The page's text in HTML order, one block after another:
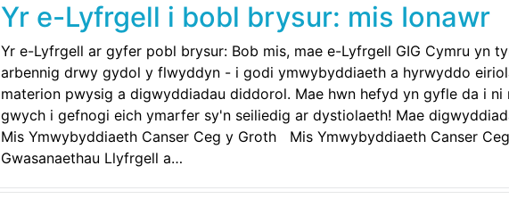
Yr e-Lyfrgell i bobl brysur: mis Ionawr
Yr e-Lyfrgell ar gyfer pobl brysur: Bob mis, mae e-Lyfrgell GIG Cymru yn
arbennig drwy gydol y flwyddyn - i godi ymwybyddiaeth a hyrwyddo
materion pwysig a digwyddiadau diddorol. Mae hwn hefyd yn gyfle da i ni
gwych i gefnogi eich ymarfer sy'n seiliedig ar dystiolaeth! Mae
Mis Ymwybyddiaeth Canser Ceg y Groth Mis Ymwybyddiaeth Canser
Gwasanaethau Llyfrgell a…